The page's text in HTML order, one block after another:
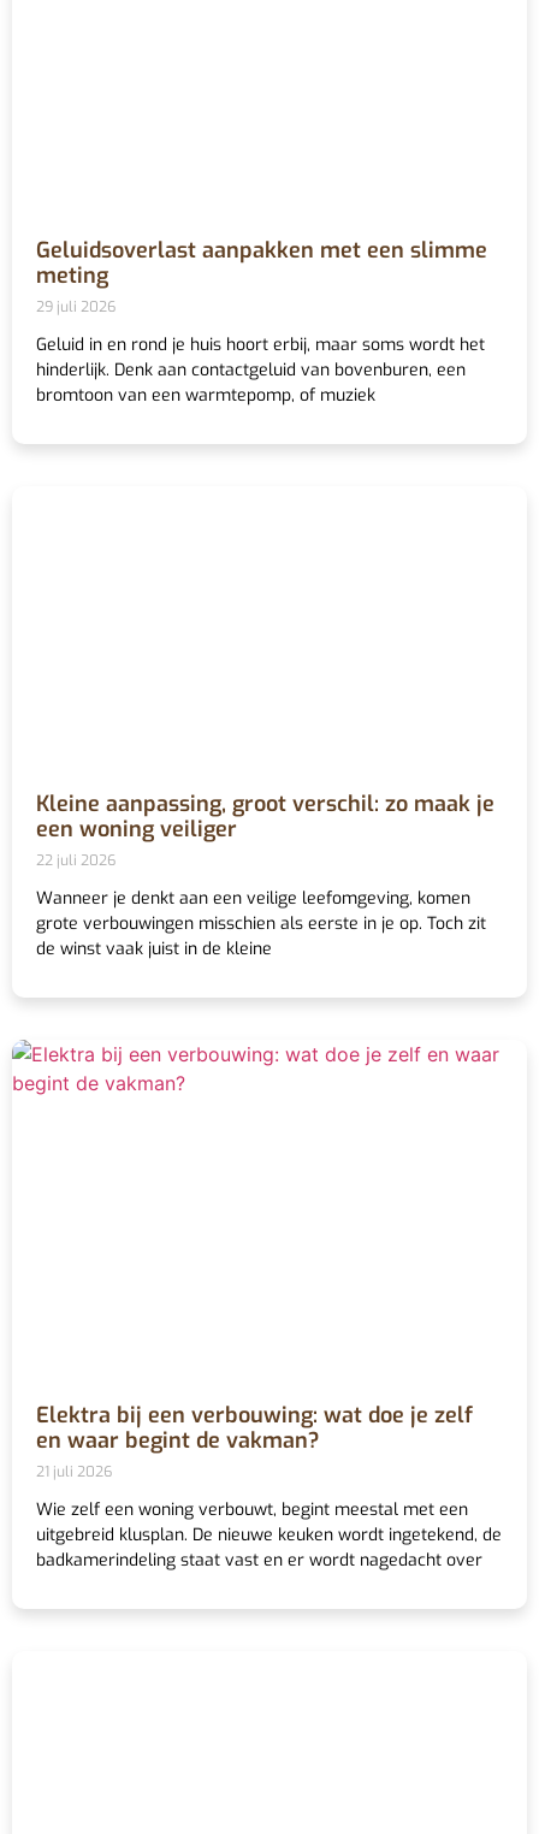
Geluidsoverlast aanpakken met een slimme
meting
29 juli 2026
Geluid in en rond je huis hoort erbij, maar soms wordt het
hinderlijk. Denk aan contactgeluid van bovenburen, een
bromtoon van een warmtepomp, of muziek
Kleine aanpassing, groot verschil: zo maak je
een woning veiliger
22 juli 2026
Wanneer je denkt aan een veilige leefomgeving, komen
grote verbouwingen misschien als eerste in je op. Toch zit
de winst vaak juist in de kleine
Elektra bij een verbouwing: wat doe je zelf
en waar begint de vakman?
21 juli 2026
Wie zelf een woning verbouwt, begint meestal met een
uitgebreid klusplan. De nieuwe keuken wordt ingetekend, de
badkamerindeling staat vast en er wordt nagedacht over